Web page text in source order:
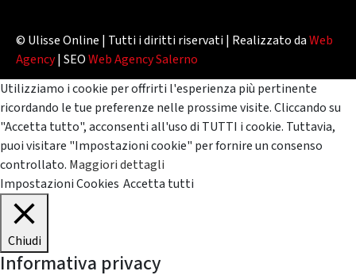
© Ulisse Online | Tutti i diritti riservati | Realizzato daWeb
Agency| SEOWeb Agency Salerno
Utilizziamo i cookie per offrirti l'esperienza più pertinente
ricordando le tue preferenze nelle prossime visite. Cliccando su
"Accetta tutto", acconsenti all'uso di TUTTI i cookie. Tuttavia,
puoi visitare "Impostazioni cookie" per fornire un consenso
controllato. Maggiori dettagli
Impostazioni Cookies Accetta tutti
Chiudi
Informativa privacy